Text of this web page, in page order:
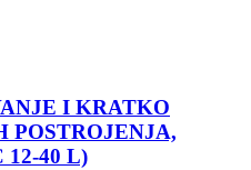
I KRATKO
POSTROJENJA,
12-40 L)